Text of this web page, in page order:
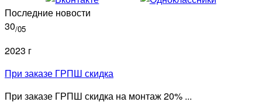
Последние новости
30/05
2023 г
При заказе ГРПШ скидка
При заказе ГРПШ скидка на монтаж 20% ...